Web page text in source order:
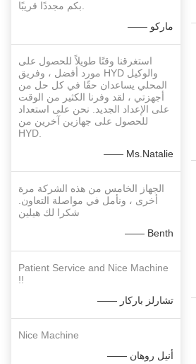
—— ماركو
استغرقنا وقتًا طويلاً للحصول على
مورد أفضل ، وفريق HYD والوكيل
المحلي يساعدان حقًا في كل حل من
أجهزتي ، لقد وفرنا الكثير من الوقت
على الإعداد الجديد. نحن على استعداد
للحصول على جهازين آخرين من
HYD.
—— Ms.Natalie
الجهاز الخامس من هذه الشركة مرة
أخرى ، ونأمل في مواصلة التعاون.
شكرا لك هيلين
—— Benth
Patient Service and Nice Machine
!!
—— تشارلز باركار
Nice Machine
—— أنيل روهان